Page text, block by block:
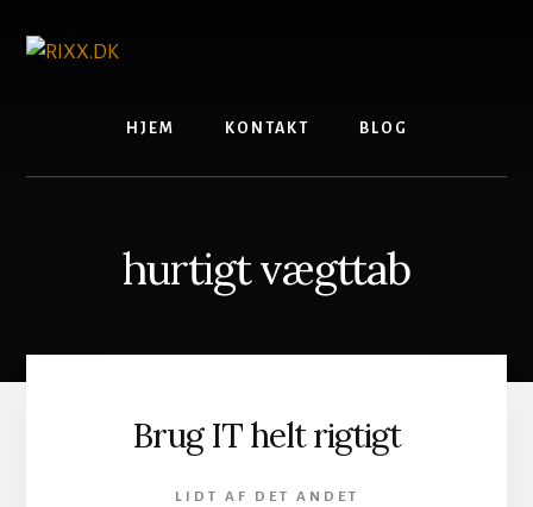
content
HJEM KONTAKT BLOG
hurtigt vægttab
Brug IT helt rigtigt
LIDT AF DET ANDET